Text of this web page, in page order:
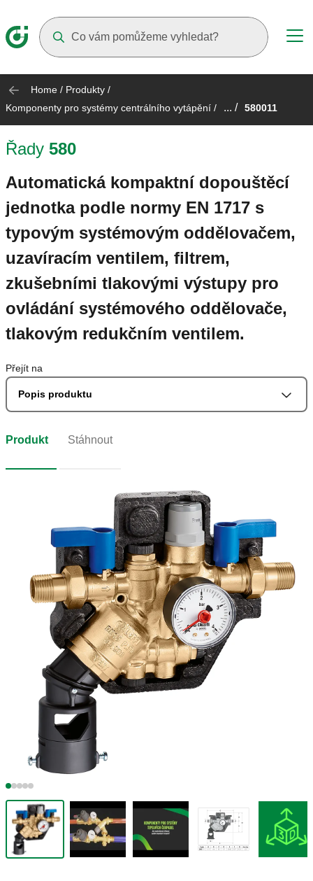
Home / Produkty /
Komponenty pro systémy centrálního vytápění / ... / 580011
Řady 580
Automatická kompaktní dopouštěcí
jednotka podle normy EN 1717 s
typovým systémovým oddělovačem,
uzavíracím ventilem, filtrem,
zkušebními tlakovými výstupy pro
ovládání systémového oddělovače,
tlakovým redukčním ventilem.
Přejít na
Popis produktu
Produkt Stáhnout